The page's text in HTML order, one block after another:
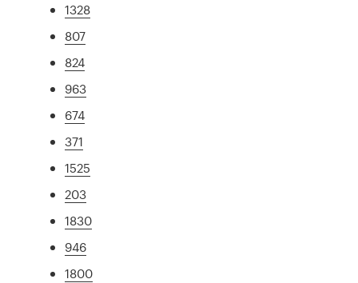
1328
807
824
963
674
371
1525
203
1830
946
1800